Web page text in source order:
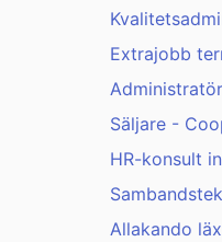
Extrajobb
Säljare -
HR-konsult
Allakando